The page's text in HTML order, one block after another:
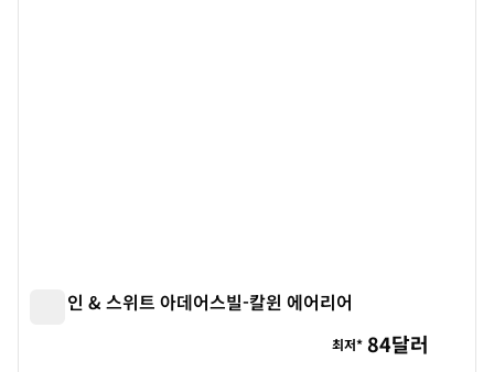
햄튼 인 & 스위트 아데어스빌-칼윈 에어리어
최저* 84달러